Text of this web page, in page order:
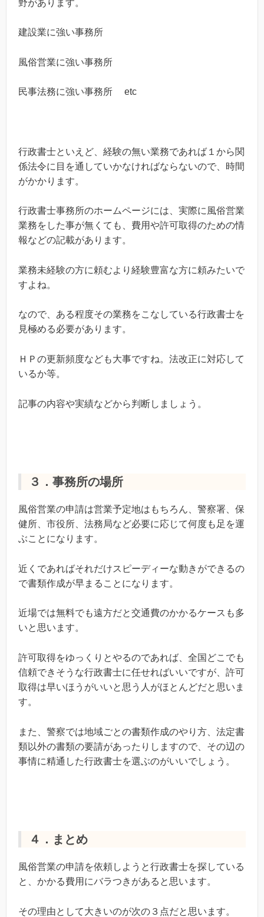
野があります。
建設業に強い事務所
風俗営業に強い事務所
民事法務に強い事務所 etc
行政書士といえど、経験の無い業務であれば１から関
係法令に目を通していかなければならないので、時間
がかかります。
行政書士事務所のホームページには、実際に風俗営業
業務をした事が無くても、費用や許可取得のための情
報などの記載があります。
業務未経験の方に頼むより経験豊富な方に頼みたいで
すよね。
なので、ある程度その業務をこなしている行政書士を
見極める必要があります。
ＨＰの更新頻度なども大事ですね。法改正に対応して
いるか等。
記事の内容や実績などから判断しましょう。
３．事務所の場所
風俗営業の申請は営業予定地はもちろん、警察署、保
健所、市役所、法務局など必要に応じて何度も足を運
ぶことになります。
近くであればそれだけスピーディーな動きができるの
で書類作成が早まることになります。
近場では無料でも遠方だと交通費のかかるケースも多
いと思います。
許可取得をゆっくりとやるのであれば、全国どこでも
信頼できそうな行政書士に任せればいいですが、許可
取得は早いほうがいいと思う人がほとんどだと思いま
す。
また、警察では地域ごとの書類作成のやり方、法定書
類以外の書類の要請があったりしますので、その辺の
事情に精通した行政書士を選ぶのがいいでしょう。
４．まとめ
風俗営業の申請を依頼しようと行政書士を探している
と、かかる費用にバラつきがあると思います。
その理由として大きいのが次の３点だと思います。